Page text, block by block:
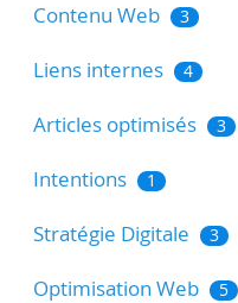
Contenu Web 3
Liens internes 4
Articles optimisés 3
Intentions 1
Stratégie Digitale 3
Optimisation Web 5